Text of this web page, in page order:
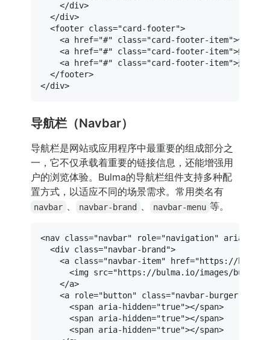
</div>
</div>
<footer class="card-footer">
<a href="#" class="card-footer-item">保存
<a href="#" class="card-footer-item">编辑
<a href="#" class="card-footer-item">删除
</footer>
</div>
导航栏（Navbar）
导航栏是网站或应用程序中最重要的组成部分之
一，它不仅承载着重要的链接信息，还能增强用
户的浏览体验。Bulma的导航栏组件支持多种配
置方式，以适应不同的场景需求。常用类名有
navbar 、 navbar-brand 、 navbar-menu 等。
<nav class="navbar" role="navigation"
aria-
<div class="navbar-brand">
<a class="navbar-item" href="https://
<img src="https://bulma.io/images/bulma-
</a>
<a role="button" class="navbar-burger"
<span aria-hidden="true"></span>
<span aria-hidden="true"></span>
<span aria-hidden="true"></span>